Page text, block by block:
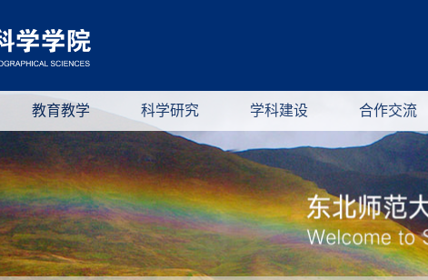
教育教学 科学研究 学科建设 合作交流